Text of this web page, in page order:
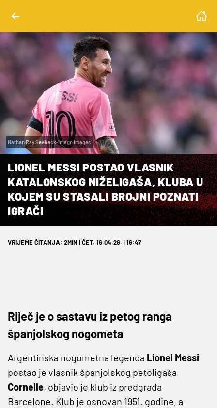
Nathan Ray Seebeck-Imagn Images
LIONEL MESSI POSTAO VLASNIK
KATALONSKOG NIŽELIGAŠA, KLUBA U
KOJEM SU STASALI BROJNI POZNATI
IGRAČI
VRIJEME ČITANJA: 2MIN | ČET. 16.04.26. | 16:47
Riječ je o sastavu iz petog ranga
španjolskog nogometa
Argentinska nogometna legenda Lionel Messi
postao je vlasnik španjolskog petoligaša
Cornelle, objavio je klub iz predgrađa
Barcelone. Klub je osnovan 1951. godine, a